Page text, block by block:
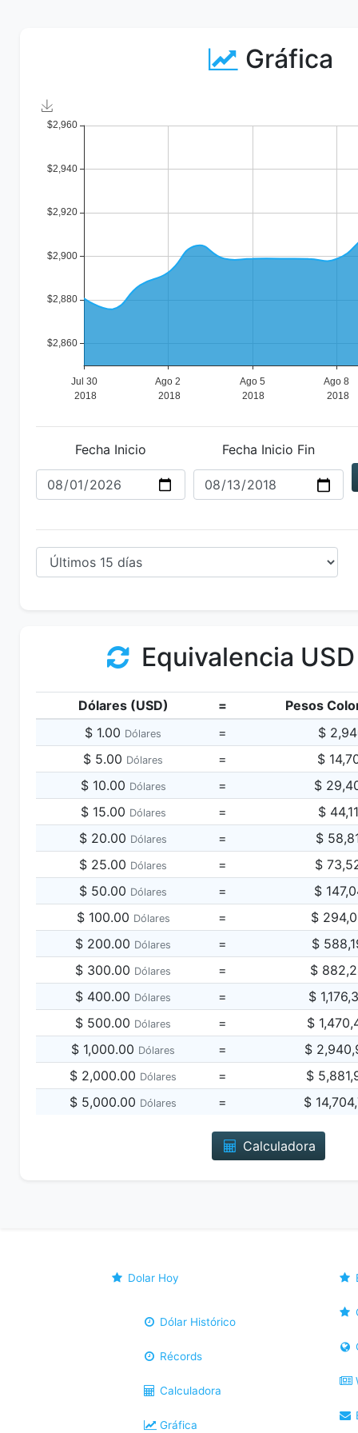
Gráfica
Fecha Inicio
Fecha Inicio Fin
Equivalencia
Dólares (USD) =
Pesos
$ 1.00 Dólares = $
$ 5.00 Dólares = $
$ 10.00 Dólares = $
$ 15.00 Dólares = $
$ 20.00 Dólares = $
$ 25.00 Dólares = $
$ 50.00 Dólares = $
$ 100.00 Dólares = $
$ 200.00 Dólares = $
$ 300.00 Dólares = $
$ 400.00 Dólares = $
$ 500.00 Dólares = $
$ 1,000.00 Dólares = $
$ 2,000.00 Dólares = $
$ 5,000.00 Dólares = $
Calculadora
Dolar Hoy
Dólar Histórico
Récords
Calculadora
Gráfica